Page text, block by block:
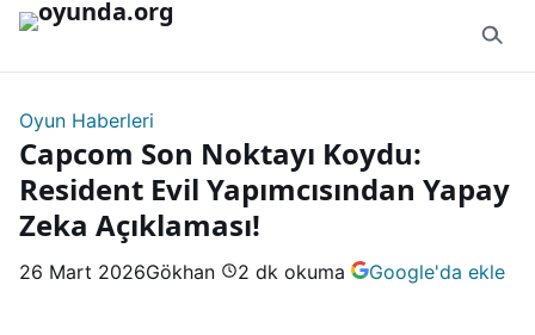
İçeriğe geç
Oyun Haberleri
Capcom Son Noktayı Koydu:
Resident Evil Yapımcısından Yapay
Zeka Açıklaması!
26 Mart 2026Gökhan 2 dk okuma Google'da ekle